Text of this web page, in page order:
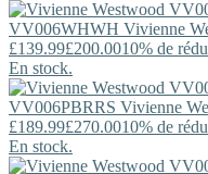
VV006WHWH Vivienne
£139.99£200.0010% de
En stock.
VV006PBRRS Vivienne
£189.99£270.0010% de
En stock.